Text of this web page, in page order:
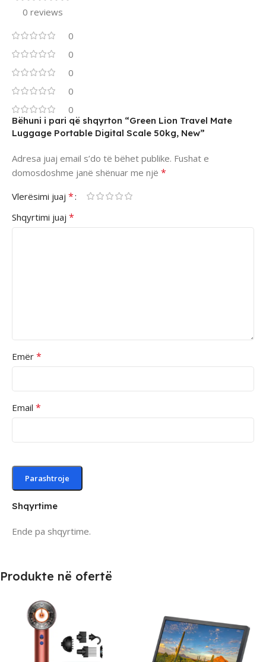
0 reviews
0
0
0
0
0
Shqyrtime
Ende pa shqyrtime.
Bëhuni i pari që shqyrton “Green Lion Travel Mate
Luggage Portable Digital Scale 50kg, New”
Adresa juaj email s’do të bëhet publike. Fushat e
domosdoshme janë shënuar me një *
Vlerësimi juaj *
Shqyrtimi juaj *
Emër *
Email *
Produkte në ofertë